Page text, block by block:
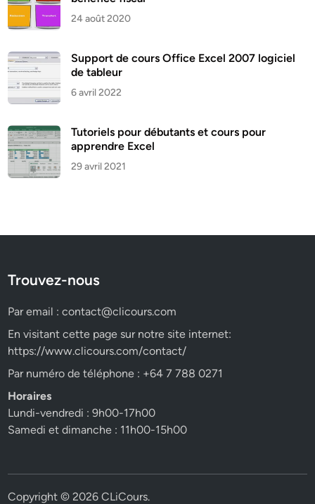
24 août 2020
Support de cours Office Excel 2007 logiciel
de tableur
6 avril 2022
Tutoriels pour débutants et cours pour
apprendre Excel
29 avril 2021
Trouvez-nous
Par email :contact@clicours.com
En visitant cette page sur notre site internet:
https://www.clicours.com/contact/
Par numéro de téléphone : +64 7 788 0271
Horaires
Lundi-vendredi : 9h00-17h00
Samedi et dimanche : 11h00-15h00
Copyright © 2026CLiCours.